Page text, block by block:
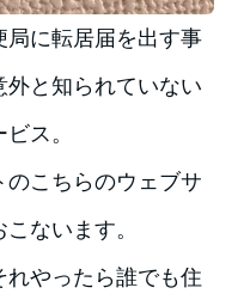
に転居届を出す事
と知られていない
ス。
こちらのウェブサ
ないます。
やったら誰でも住